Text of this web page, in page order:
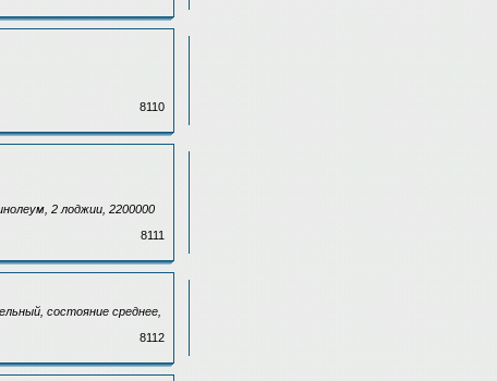
8110
2 лоджии, 2200000
8111
состояние среднее,
8112